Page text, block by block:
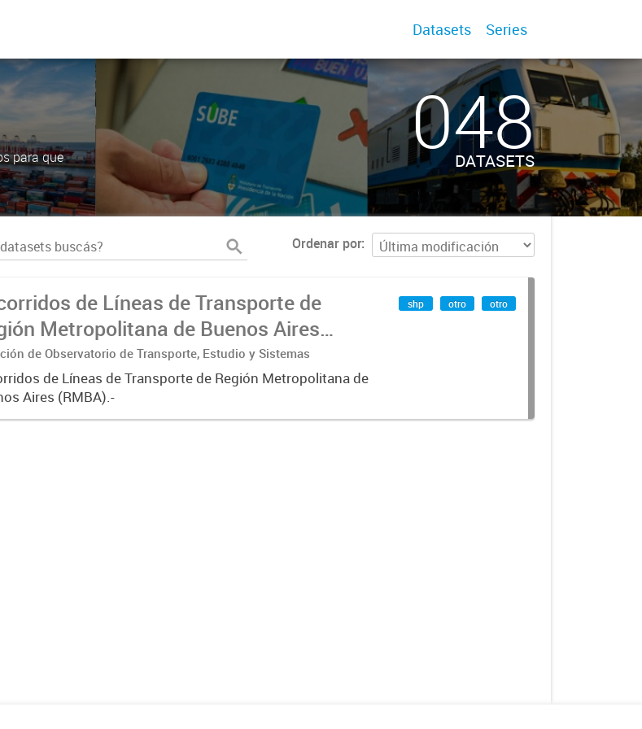
Datasets Series
para que
048
DATASETS
Ordenar por
de Líneas de Transporte de
Metropolitana de Buenos Aires
de Observatorio de Transporte, Estudio y Sistemas
de Líneas de Transporte de Región Metropolitana de
Aires (RMBA).-
shp otro otro